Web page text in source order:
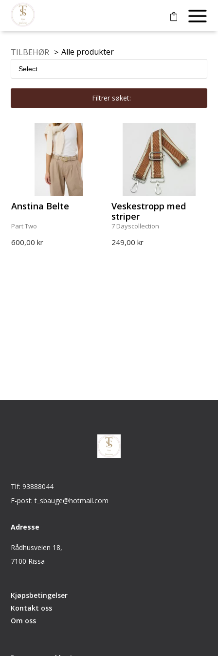
TILBEHØR > Alle produkter
Filtrer søket:
Anstina Belte
Part Two
600,00 kr
Veskestropp med
striper
7 Dayscollection
249,00 kr
Tlf: 93888044
E-post: t_sbauge@hotmail.com
Adresse
Rådhusveien 18,
7100 Rissa
Kjøpsbetingelser
Kontakt oss
Om oss